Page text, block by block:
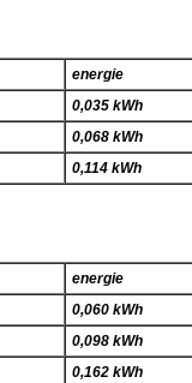
energie
0,035 kWh
0,068 kWh
0,114 kWh
energie
0,060 kWh
0,098 kWh
0,162 kWh